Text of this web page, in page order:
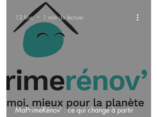
MaPrimeRénov’ : ce qui change à partir
13 févr. 1 min de lecture